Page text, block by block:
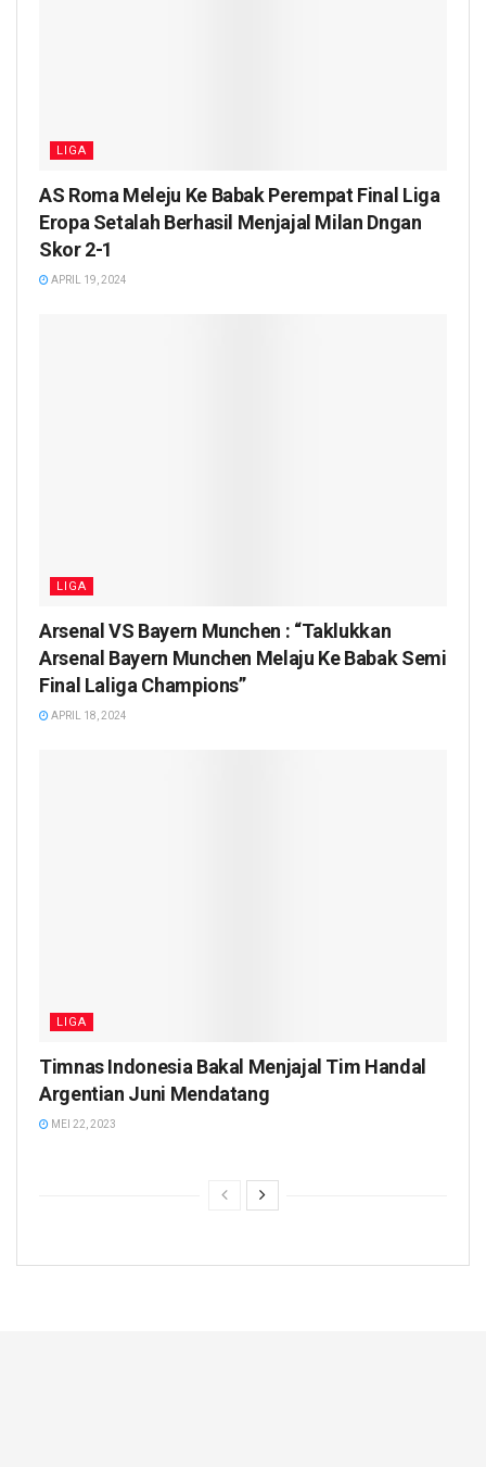
LIGA
AS Roma Meleju Ke Babak Perempat Final Liga
Eropa Setalah Berhasil Menjajal Milan Dngan
Skor 2-1
APRIL 19, 2024
LIGA
Arsenal VS Bayern Munchen : “Taklukkan
Arsenal Bayern Munchen Melaju Ke Babak Semi
Final Laliga Champions”
APRIL 18, 2024
LIGA
Timnas Indonesia Bakal Menjajal Tim Handal
Argentian Juni Mendatang
MEI 22, 2023